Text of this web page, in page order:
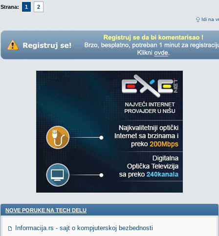
Strana: 1 2
Idi na
NOVE PORUKE NA TECH DELU
Informacija.rs - sajt o kompjuterskoj bezbednosti